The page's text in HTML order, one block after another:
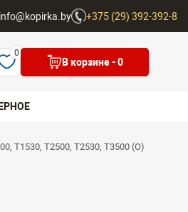
info@kopirka.by +375 (29) 392-392-8
0
В корзине- 0
T1530, T2500, T2530, T3500 (O)